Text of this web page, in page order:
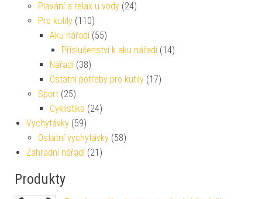
Plavání a relax u vody (24)
Pro kutily (110)
Aku nářadí (55)
Příslušenství k aku nářadí (14)
Nářadí (38)
Ostatní potřeby pro kutily (17)
Sport (25)
Cyklistika (24)
Vychytávky (59)
Ostatní vychytávky (58)
Zahradní nářadí (21)
Produkty